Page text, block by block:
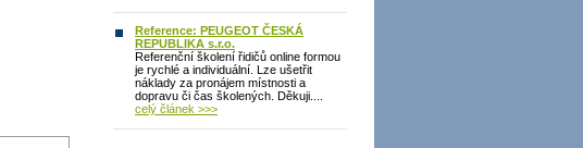
Reference: PEUGEOT ČESKÁ
REPUBLIKA s.r.o.
Referenční školení řidičů online formou
je rychlé a individuální. Lze ušetřit
náklady za pronájem místnosti a
dopravu či čas školených. Děkuji....
celý článek >>>